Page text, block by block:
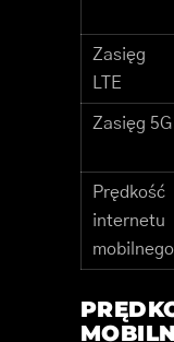
Zasięg
LTE
Zasięg 5G
Prędkość
internetu
mobilnego